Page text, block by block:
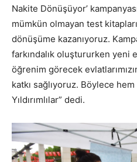
Nakite Dönüşüyor’
mümkün olmayan test
dönüşüme kazanıyoruz.
farkındalık oluştururken yeni
öğrenim görecek
katkı sağlıyoruz. Böylece
Yıldırımlılar” dedi.